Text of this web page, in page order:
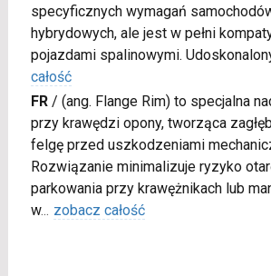
specyficznych wymagań
hybrydowych, ale jest w pełni
pojazdami spalinowymi.
całość
FR/ (ang. Flange Rim) to specjalna
przy krawędzi opony, tworząca
felgę przed uszkodzeniami
Rozwiązanie minimalizuje ryzyko
parkowania przy krawężnikach lub
w... zobacz całość